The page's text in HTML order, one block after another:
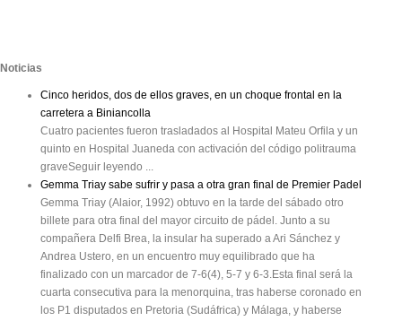
Noticias
Cinco heridos, dos de ellos graves, en un choque frontal en la
carretera a Biniancolla
Cuatro pacientes fueron trasladados al Hospital Mateu Orfila y un
quinto en Hospital Juaneda con activación del código politrauma
graveSeguir leyendo ...
Gemma Triay sabe sufrir y pasa a otra gran final de Premier Padel
Gemma Triay (Alaior, 1992) obtuvo en la tarde del sábado otro
billete para otra final del mayor circuito de pádel. Junto a su
compañera Delfi Brea, la insular ha superado a Ari Sánchez y
Andrea Ustero, en un encuentro muy equilibrado que ha
finalizado con un marcador de 7-6(4), 5-7 y 6-3.Esta final será la
cuarta consecutiva para la menorquina, tras haberse coronado en
los P1 disputados en Pretoria (Sudáfrica) y Málaga, y haberse